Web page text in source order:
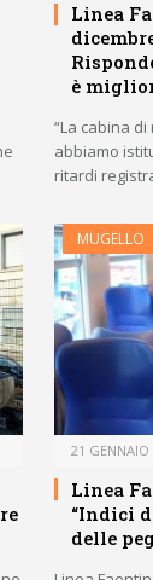
Linea
è
“La cabina
abbiamo
ritardi
MUGELLO
21 GENNAIO
Linea
“Indici
delle